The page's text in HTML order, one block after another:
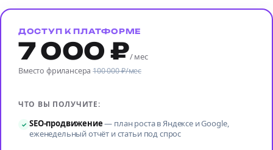
ДОСТУП К ПЛАТФОРМЕ
7 000 ₽/ мес
Вместо фрилансера100 000 ₽/мес
ЧТО ВЫ ПОЛУЧИТЕ:
✓ SEO-продвижение— план роста в Яндексе и Google,
еженедельный отчёт и статьи под спрос